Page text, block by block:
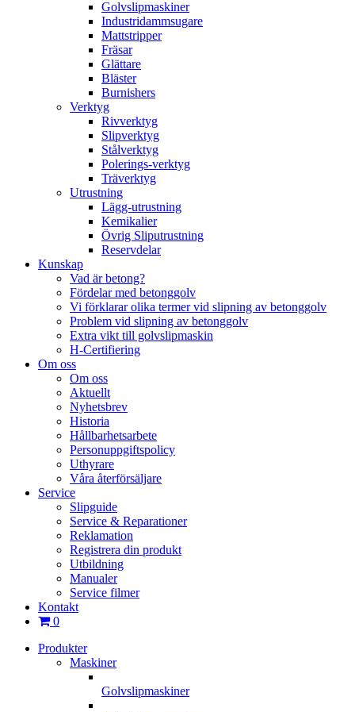
Golvslipmaskiner
Industridammsugare
Mattstripper
Fräsar
Glättare
Bläster
Burnishers
Verktyg
Rivverktyg
Slipverktyg
Stålverktyg
Polerings-verktyg
Träverktyg
Utrustning
Lägg-utrustning
Kemikalier
Övrig Sliputrustning
Reservdelar
Kunskap
Vad är betong?
Fördelar med betonggolv
Vi förklarar olika termer vid slipning av betonggolv
Problem vid slipning av betonggolv
Extra vikt till golvslipmaskin
H-Certifiering
Om oss
Om oss
Aktuellt
Nyhetsbrev
Historia
Hållbarhetsarbete
Personuppgiftspolicy
Uthyrare
Våra återförsäljare
Service
Slipguide
Service & Reparationer
Reklamation
Registrera din produkt
Utbildning
Manualer
Service filmer
Kontakt
0
Produkter
Maskiner
Golvslipmaskiner